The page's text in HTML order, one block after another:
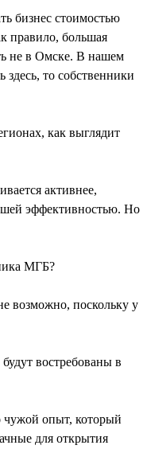
бизнес стоимостью
правило, большая
не в Омске. В нашем
то собственники
как выглядит
активнее,
эффективностью. Но
МГБ?
возможно, поскольку у
востребованы в
опыт, который
для открытия